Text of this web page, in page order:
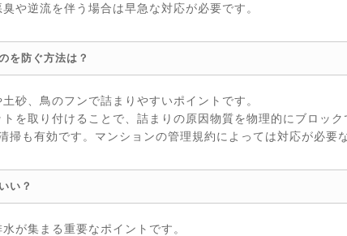
や逆流を伴う場合は早急な対応が必要です。
を防ぐ方法は？
砂、鳥のフンで詰まりやすいポイントです。
を取り付けることで、詰まりの原因物質を物理的にブロッ
掃も有効です。マンションの管理規約によっては対応が必要
い？
が集まる重要なポイントです。